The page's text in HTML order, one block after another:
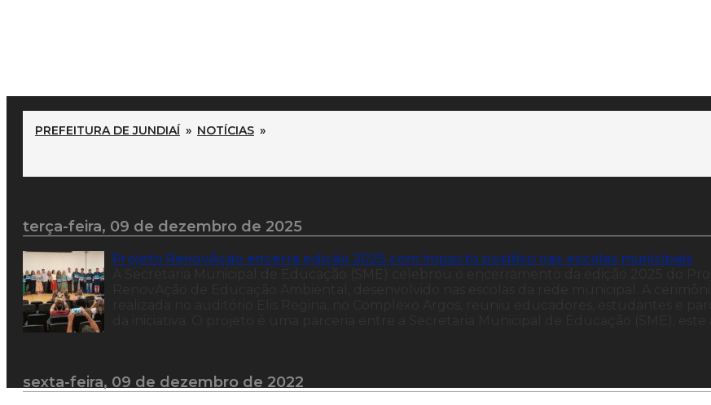
PREFEITURA DE JUNDIAÍ » NOTÍCIAS »
terça-feira, 09 de dezembro de 2025
Projeto RenovAção encerra edição 2025 com impacto positivo nas escolas municipais
sexta-feira, 09 de dezembro de 2022